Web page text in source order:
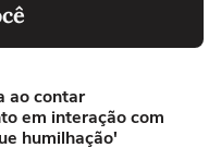
ao contar
em interação com
humilhação'